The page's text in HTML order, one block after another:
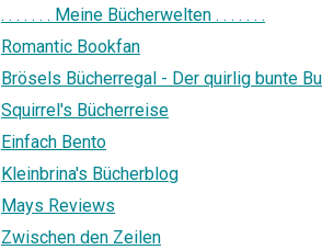
. . . . . . . Meine Bücherwelten . . . . . . .
Romantic Bookfan
Brösels Bücherregal - Der quirlig bunte
Squirrel's Bücherreise
Einfach Bento
Kleinbrina's Bücherblog
Mays Reviews
Zwischen den Zeilen